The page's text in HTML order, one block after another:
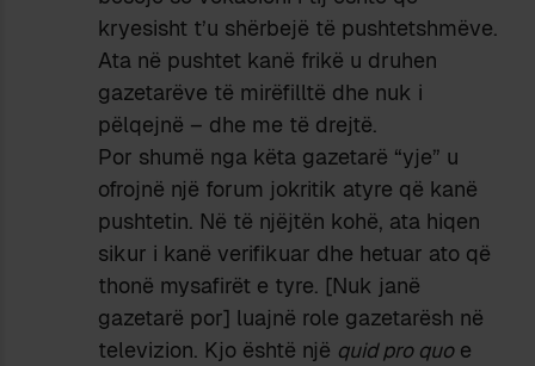
kryesisht t’u shërbejë të pushtetshmëve.
Ata në pushtet kanë frikë u druhen
gazetarëve të mirëfilltë dhe nuk i
pëlqejnë – dhe me të drejtë.
Por shumë nga këta gazetarë “yje” u
ofrojnë një forum jokritik atyre që kanë
pushtetin. Në të njëjtën kohë, ata hiqen
sikur i kanë verifikuar dhe hetuar ato që
thonë mysafirët e tyre. [Nuk janë
gazetarë por] luajnë role gazetarësh në
televizion. Kjo është një quid pro quoe